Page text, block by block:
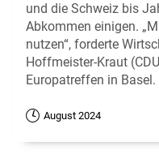
und die Schweiz bis
Abkommen einigen.
nutzen“, forderte
Hoffmeister-Kraut
Europatreffen in Basel.
August 2024